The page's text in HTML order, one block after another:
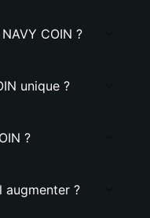
COIN ?
unique ?
?
augmenter ?